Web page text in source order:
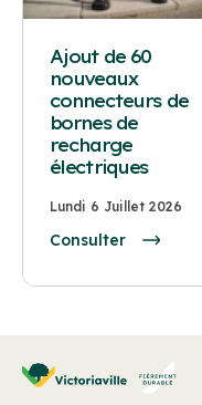
Ajout de 60
nouveaux
connecteurs de
bornes de
recharge
électriques
Lundi 6 Juillet 2026
Consulter